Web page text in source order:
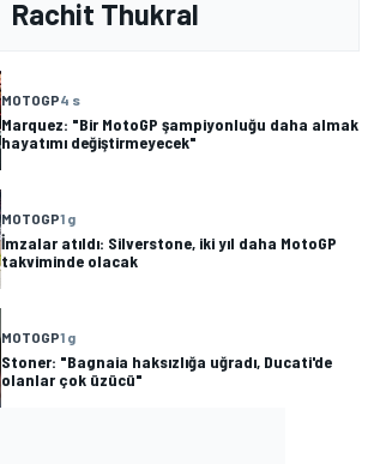
Rachit Thukral
MOTOGP4 s
Marquez: "Bir MotoGP şampiyonluğu daha almak
hayatımı değiştirmeyecek"
MOTOGP1 g
İmzalar atıldı: Silverstone, iki yıl daha MotoGP
takviminde olacak
MOTOGP1 g
Stoner: "Bagnaia haksızlığa uğradı, Ducati'de
olanlar çok üzücü"